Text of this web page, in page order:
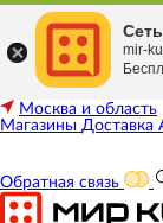
Москва и область
Магазины Доставка
Обратная связь
mir-